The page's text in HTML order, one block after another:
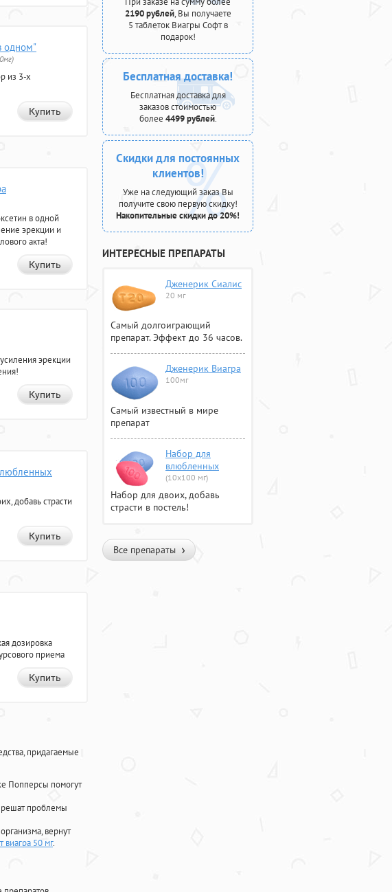
одном"
из 3-х
Купить
в одной
эрекции и
акта!
Купить
эрекции
Купить
добавь страсти
Купить
дозировка
приема
Купить
придагаемые
Попперсы помогут
решат проблемы
вернут
виагра 50 мг.
2190 рублей, Вы получаете
5 таблеток Виагры Софт в
подарок!
Бесплатная доставка!
Бесплатная доставка для
заказов стоимостью
более 4499 рублей.
Скидки для постоянных
клиентов!
Уже на следующий заказ Вы
получите свою первую скидку!
Накопительные скидки до 20%!
ИНТЕРЕСНЫЕ ПРЕПАРАТЫ
Дженерик Сиалис
20 мг
Самый долгоиграющий
препарат. Эффект до 36 часов.
Дженерик Виагра
100мг
Самый известный в мире
препарат
Набор для
влюбленных
(10х100 мг)
Набор для двоих, добавь
страсти в постель!
Все препараты